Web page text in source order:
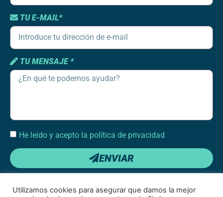
TU E-MAIL*
TU MENSAJE *
He leído y acepto la política de privacidad
ENVIAR
Utilizamos cookies para asegurar que damos la mejor